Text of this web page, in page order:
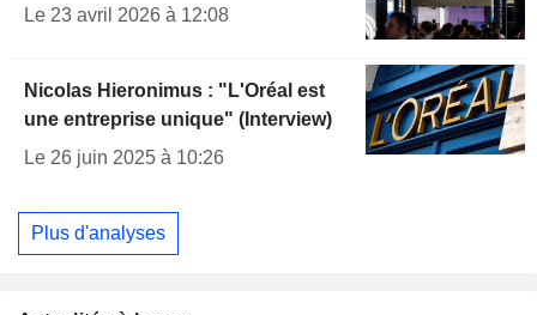
Le 23 avril 2026 à 12:08
Nicolas Hieronimus : "L'Oréal est
une entreprise unique" (Interview)
Le 26 juin 2025 à 10:26
Plus d'analyses